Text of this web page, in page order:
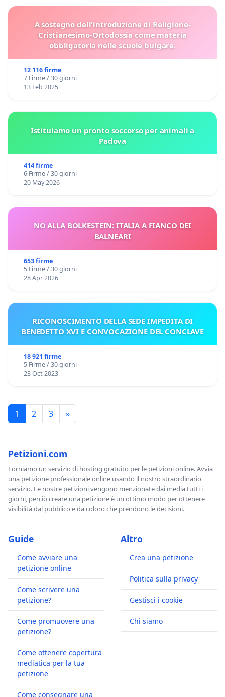
A sostegno dell'introduzione di Religione-
Cristianesimo-Ortodossia come materia
obbligatoria nelle scuole bulgare.
12 116 firme
7 Firme / 30 giorni
13 Feb 2025
Istituiamo un pronto soccorso per animali a
Padova
414 firme
6 Firme / 30 giorni
20 May 2026
NO ALLA BOLKESTEIN: ITALIA A FIANCO DEI
BALNEARI
653 firme
5 Firme / 30 giorni
28 Apr 2026
RICONOSCIMENTO DELLA SEDE IMPEDITA DI
BENEDETTO XVI E CONVOCAZIONE DEL CONCLAVE
18 921 firme
5 Firme / 30 giorni
23 Oct 2023
1 2 3 »
Petizioni.com
Forniamo un servizio di hosting gratuito per le petizioni online. Avvia
una petizione professionale online usando il nostro straordinario
servizio. Le nostre petizioni vengono menzionate dai media tutti i
giorni, perciò creare una petizione è un ottimo modo per ottenere
visibilità dal pubblico e da coloro che prendono le decisioni.
Guide
Come avviare una
petizione online
Come scrivere una
petizione?
Come promuovere una
petizione?
Come ottenere copertura
mediatica per la tua
petizione
Come consegnare una
Altro
Crea una petizione
Politica sulla privacy
Gestisci i cookie
Chi siamo